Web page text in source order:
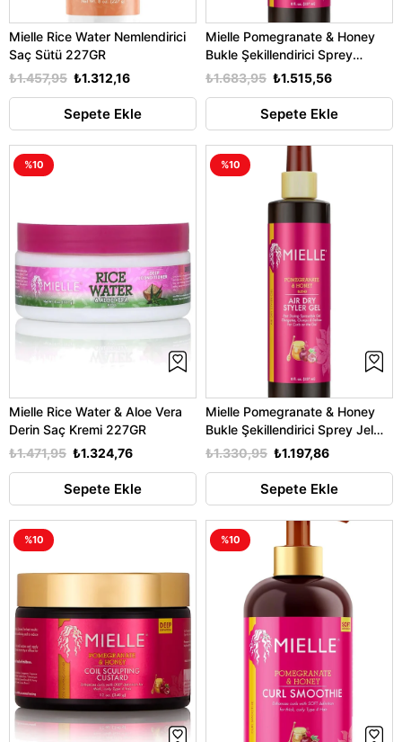
Mielle Rice Water Nemlendirici
Saç Sütü 227GR
₺1.312,16
₺1.457,95
Sepete Ekle
Mielle Pomegranate & Honey
Bukle Şekillendirici Sprey
Losyon 237ML₺1.515,56
₺1.683,95
Sepete Ekle
Mielle Rice Water & Aloe Vera
Derin Saç Kremi 227GR
₺1.324,76
₺1.471,95
Sepete Ekle
%10
Mielle Pomegranate & Honey
Bukle Şekillendirici Sprey Jel
237ML
₺1.197,86
₺1.330,95
Sepete Ekle
%10
%10 %10